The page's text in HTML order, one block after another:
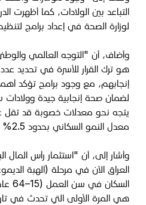
التباعد بين الولادات، كما أظهرت
لوزارة الصحة في إعداد برامج
وأضاف، أن "التوجه العالمي
هو ترك القرار للأسرة في تحديد
إنجابهم، مع وجود برامج تؤكد
لضمان صحة إنجابية جيدة وولادات
يتجه نحو معدلات خصوبة قد تقل
معدل النمو السكاني بحدود 2.5% سنوياً".
وأشار إلى، أن "استثمار رأس
العراق الآن في مرحلة (الهبة
هي المرة الأولى التي تحدث في